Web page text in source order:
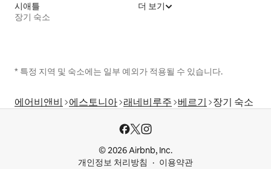
시애틀
장기 숙소
더 보기
* 특정 지역 및 숙소에는 일부 예외가 적용될 수 있습니다.
에어비앤비 에스토니아 래네비루주 베르기 장기 숙소
© 2026 Airbnb, Inc.
개인정보 처리방침
이용약관